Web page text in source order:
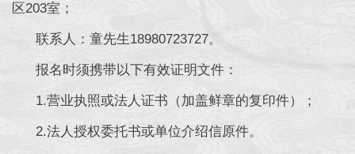
区203室；
联系人：童先生18980723727。
报名时须携带以下有效证明文件：
1.营业执照或法人证书（加盖鲜章的复印件）；
2.法人授权委托书或单位介绍信原件。